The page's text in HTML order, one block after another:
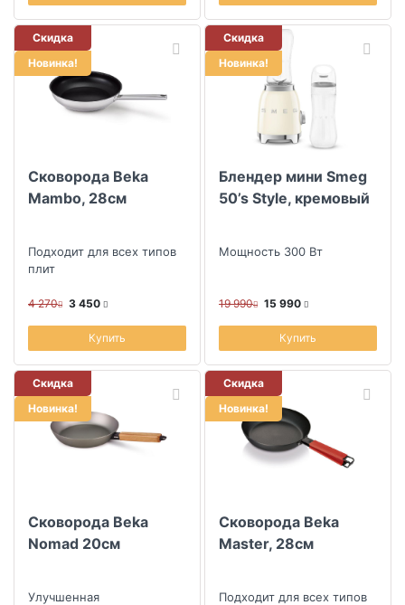
Скидка
Новинка!
Сковорода Beka
Mambo, 28см
Подходит для всех типов
плит
4 270 3 450
Купить
Скидка
Новинка!
Блендер мини Smeg
50’s Style, кремовый
Мощность 300 Вт
19 990 15 990
Купить
Скидка
Новинка!
Сковорода Beka
Nomad 20см
Улучшенная
Скидка
Новинка!
Сковорода Beka
Master, 28см
Подходит для всех типов